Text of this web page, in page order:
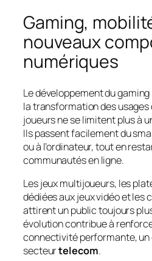
Gaming,
nouveaux
numériques
Le développement du
la transformation des
joueurs ne se limitent plus à
Ils passent facilement du
ou à l’ordinateur, tout en
communautés en ligne.
Les jeux multijoueurs, les
dédiées aux jeux vidéo et les
attirent un public toujours
évolution contribue à
connectivité performante, un
secteurtelecom.